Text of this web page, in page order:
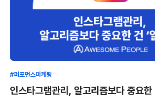
#퍼포먼스마케팅
인스타그램관리, 알고리즘보다 중요한